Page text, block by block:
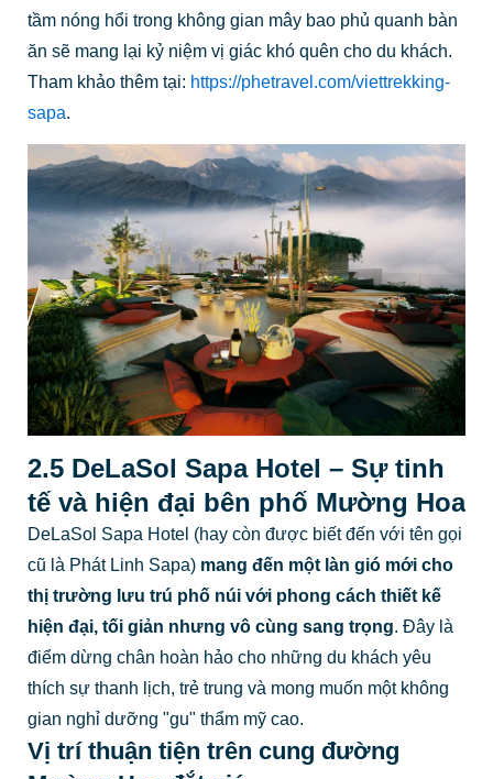
tầm nóng hổi trong không gian mây bao phủ quanh bàn
ăn sẽ mang lại kỷ niệm vị giác khó quên cho du khách.
Tham khảo thêm tại: https://phetravel.com/viettrekking-
sapa.
2.5 DeLaSol Sapa Hotel – Sự tinh
tế và hiện đại bên phố Mường Hoa
DeLaSol Sapa Hotel (hay còn được biết đến với tên gọi
cũ là Phát Linh Sapa)mang đến một làn gió mới cho
thị trường lưu trú phố núi với phong cách thiết kế
hiện đại, tối giản nhưng vô cùng sang trọng. Đây là
điểm dừng chân hoàn hảo cho những du khách yêu
thích sự thanh lịch, trẻ trung và mong muốn một không
gian nghỉ dưỡng "gu" thẩm mỹ cao.
Vị trí thuận tiện trên cung đường